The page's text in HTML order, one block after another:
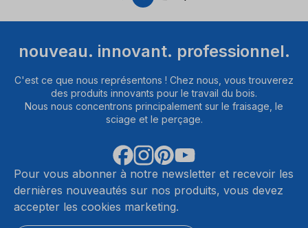
nouveau. innovant. professionnel.
C'est ce que nous représentons ! Chez nous, vous trouverez
des produits innovants pour le travail du bois.
Nous nous concentrons principalement sur le fraisage, le
sciage et le perçage.
Pour vous abonner à notre newsletter et recevoir les
dernières nouveautés sur nos produits, vous devez
accepter les cookies marketing.